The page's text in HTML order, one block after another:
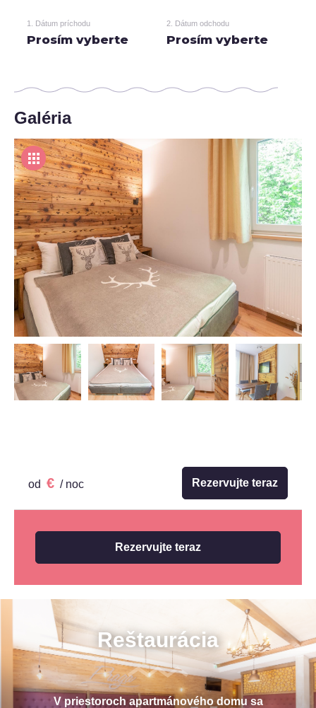
1. Dátum príchodu
Prosím vyberte
2. Dátum odchodu
Prosím vyberte
Galéria
od € / noc Rezervujte teraz
Rezervujte teraz
Reštaurácia
V priestoroch apartmánového domu sa